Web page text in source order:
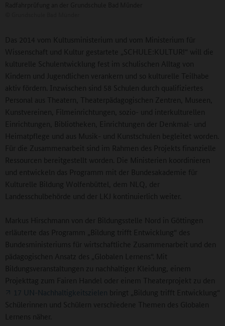
Das 2014 vom Kultusministerium und vom Ministerium für
Wissenschaft und Kultur gestartete „SCHULE:KULTUR!“ will die
kulturelle Schulentwicklung fest im schulischen Alltag von
Kindern und Jugendlichen verankern und so kulturelle Teilhabe
aktiv fördern. Inzwischen sind 58 Schulen durch qualifiziertes
Personal aus Theatern, Theaterpädagogischen Zentren, Museen,
Kunstvereinen, Filmeinrichtungen, sozio- und interkulturellen
Einrichtungen, Bibliotheken, Einrichtungen der Denkmal- und
Heimatpflege und aus Musik- und Kunstschulen begleitet worden.
Für die Zusammenarbeit sind im Rahmen des Projekts finanzielle
Ressourcen bereitgestellt worden. Die Ministerien koordinieren
und entwickeln das Programm mit der Bundesakademie für
Kulturelle Bildung Wolfenbüttel, dem NLQ, der
Landesschulbehörde und der LKJ kontinuierlich weiter.
Markus Hirschmann von der Bildungsstelle Nord in Göttingen
erläuterte das Programm „Bildung trifft Entwicklung“ des
Bundesministeriums für wirtschaftliche Zusammenarbeit und den
pädagogischen Ansatz des „Globalen Lernens“. Mit
Bildungsveranstaltungen zu nachhaltiger Kleidung, einem
Projekttag zum Fairen Handel oder einem Theaterprojekt zu den
17 UN-Nachhaltigkeitszielen bringt „Bildung trifft Entwicklung“
Schülerinnen und Schülern verschiedene Themen des Globalen
Lernens näher.